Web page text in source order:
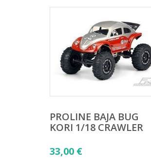
PROLINE BAJA BUG
KORI 1/18 CRAWLER
33,00 €